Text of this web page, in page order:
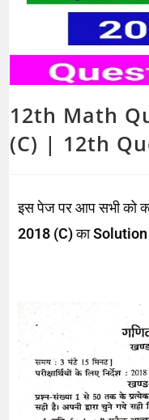
12th Math
(C) | 12th
इस पेज पर आप सभी को
2018 (C)काSolution